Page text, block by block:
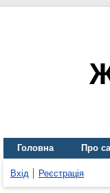
Головна Про
Вхід Реєстрація